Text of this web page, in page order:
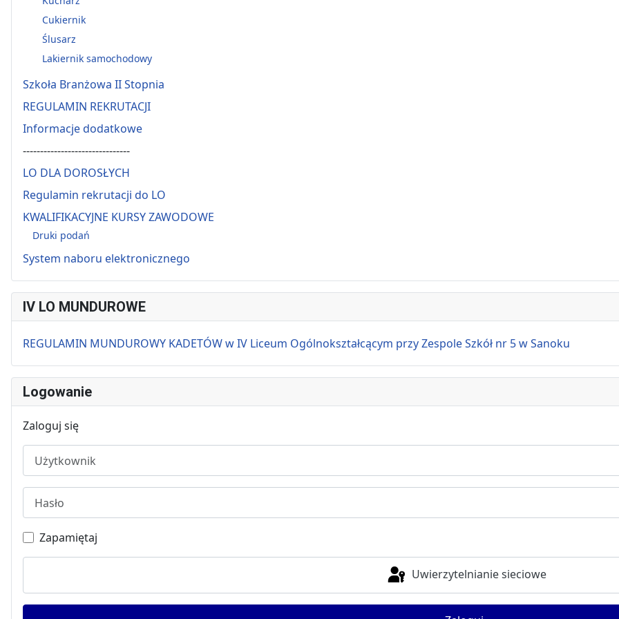
Cukiernik
Ślusarz
Lakiernik samochodowy
Szkoła Branżowa II Stopnia
REGULAMIN REKRUTACJI
Informacje dodatkowe
-------------------------------
LO DLA DOROSŁYCH
Regulamin rekrutacji do LO
KWALIFIKACYJNE KURSY ZAWODOWE
Druki podań
System naboru elektronicznego
IV LO MUNDUROWE
REGULAMIN MUNDUROWY KADETÓW w IV Liceum Ogólnokształcącym przy Zespole Szkół nr 5 w Sanoku
Logowanie
Zaloguj się
Zapamiętaj
Uwierzytelnianie sieciowe